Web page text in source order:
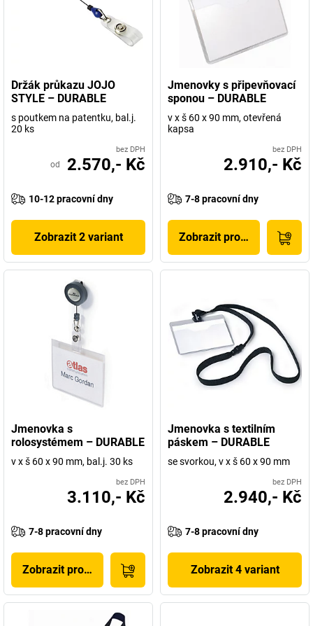
Držák průkazu JOJO
STYLE – DURABLE
s poutkem na patentku, bal.j.
20 ks
bez DPH
od 2.570,- Kč
10-12 pracovní dny
Zobrazit 2 variant
Jmenovky s připevňovací
sponou – DURABLE
v x š 60 x 90 mm, otevřená
kapsa
bez DPH
2.910,- Kč
7-8 pracovní dny
Zobrazit produkt
Jmenovka s
rolosystémem – DURABLE
v x š 60 x 90 mm, bal.j. 30 ks
bez DPH
3.110,- Kč
7-8 pracovní dny
Zobrazit produkt
Jmenovka s textilním
páskem – DURABLE
se svorkou, v x š 60 x 90 mm
bez DPH
2.940,- Kč
7-8 pracovní dny
Zobrazit 4 variant